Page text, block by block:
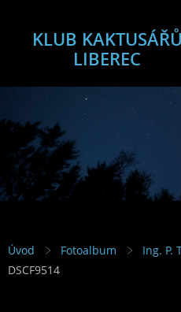
KLUB KAKTUSÁŘŮ
LIBEREC
Úvod Fotoalbum
Ing. P.
DSCF9514